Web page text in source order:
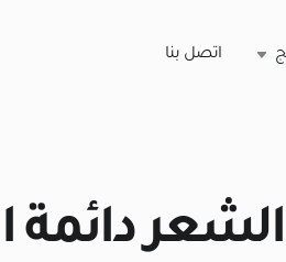
اتصل بنا
دائمة